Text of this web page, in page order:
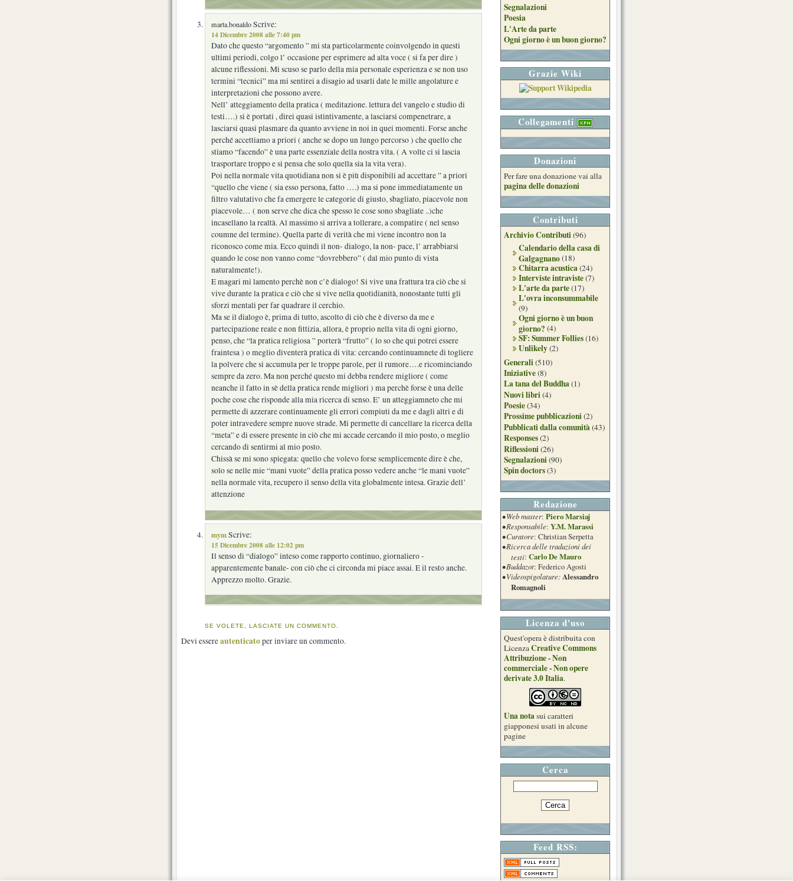
marta.bonaldoScrive:
14 Dicembre 2008 alle 7:40 pm
Dato che questo “argomento ” mi sta particolarmente coinvolgendo in questi
ultimi periodi, colgo l’ occasione per esprimere ad alta voce ( si fa per dire )
alcune riflessioni. Mi scuso se parlo della mia personale esperienza e se non uso
termini “tecnici” ma mi sentirei a disagio ad usarli date le mille angolature e
interpretazioni che possono avere.
Nell’ atteggiamento della pratica ( meditazione. lettura del vangelo e studio di
testi….) si è portati , direi quasi istintivamente, a lasciarsi compenetrare, a
lasciarsi quasi plasmare da quanto avviene in noi in quei momenti. Forse anche
perché accettiamo a priori ( anche se dopo un lungo percorso ) che quello che
stiamo “facendo” è una parte essenziale della nostra vita. ( A volte ci si lascia
trasportare troppo e si pensa che solo quella sia la vita vera).
Poi nella normale vita quotidiana non si è più disponibili ad accettare ” a priori
“quello che viene ( sia esso persona, fatto ….) ma si pone immediatamente un
filtro valutativo che fa emergere le categorie di giusto, sbagliato, piacevole non
piacevole… ( non serve che dica che spesso le cose sono sbagliate ..)che
incasellano la realtà. Al massimo si arriva a tollerare, a compatire ( nel senso
coumne del termine). Quella parte di verità che mi viene incontro non la
riconosco come mia. Ecco quindi il non- dialogo, la non- pace, l’ arrabbiarsi
quando le cose non vanno come “dovrebbero” ( dal mio punto di vista
naturalmente!).
E magari mi lamento perchè non c’è dialogo! Si vive una frattura tra ciò che si
vive durante la pratica e ciò che si vive nella quotidianità, nonostante tutti gli
sforzi mentali per far quadrare il cerchio.
Ma se il dialogo è, prima di tutto, ascolto di ciò che è diverso da me e
partecipazione reale e non fittizia, allora, è proprio nella vita di ogni giorno,
penso, che “la pratica religiosa ” porterà “frutto” ( lo so che qui potrei essere
fraintesa ) o meglio diventerà pratica di vita: cercando continuamnete di togliere
la polvere che si accumula per le troppe parole, per il rumore….e ricominciando
sempre da zero. Ma non perché questo mi debba rendere migliore ( come
neanche il fatto in sè della pratica rende migliori ) ma perchè forse è una delle
poche cose che risponde alla mia ricerca di senso. E’ un atteggiamneto che mi
permette di azzerare continuamente gli errori compiuti da me e dagli altri e di
poter intravedere sempre nuove strade. Mi permette di cancellare la ricerca della
“meta” e di essere presente in ciò che mi accade cercando il mio posto, o meglio
cercando di sentirmi al mio posto.
Chissà se mi sono spiegata: quello che volevo forse semplicemente dire è che,
solo se nelle mie “mani vuote” della pratica posso vedere anche “le mani vuote”
nella normale vita, recupero il senso della vita globalmente intesa. Grazie dell’
attenzione
mymScrive:
15 Dicembre 2008 alle 12:02 pm
Il senso di “dialogo” inteso come rapporto continuo, giornaliero -
apparentemente banale- con ciò che ci circonda mi piace assai. E il resto anche.
Apprezzo molto. Grazie.
SE VOLETE, LASCIATE UN COMMENTO.
Devi essereautenticatoper inviare un commento.
Segnalazioni
Poesia
L'Arte da parte
Ogni giorno è un buon giorno?
Grazie Wiki
Collegamenti
Donazioni
Per fare una donazione vai alla
pagina delle donazioni
Contributi
Archivio Contributi(96)
Calendario della casa di
Galgagnano(18)
Chitarra acustica(24)
Interviste intraviste(7)
L'arte da parte(17)
L'ovra inconsummabile
(9)
Ogni giorno è un buon
giorno? (4)
SF: Summer Follies(16)
Unlikely(2)
Generali(510)
Iniziative(8)
La tana del Buddha(1)
Nuovi libri(4)
Poesie(34)
Prossime pubblicazioni(2)
Pubblicati dalla comunità(43)
Responses(2)
Riflessioni(26)
Segnalazioni(90)
Spin doctors(3)
Redazione
• Web master: Piero Marsiaj
• Responsabile: Y.M. Marassi
• Curatore: Christian Serpetta
• Ricerca delle traduzioni dei
testi: Carlo De Mauro
• Buddazot: Federico Agosti
• Videospigolature:Alessandro
Romagnoli
Licenza d'uso
Quest'opera è distribuita con
LicenzaCreative Commons
Attribuzione - Non
commerciale - Non opere
derivate 3.0 Italia.
Una notasui caratteri
giapponesi usati in alcune
pagine
Cerca
Feed RSS: